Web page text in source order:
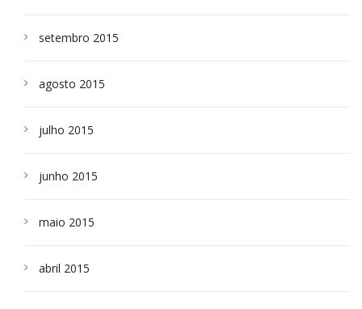
setembro 2015
agosto 2015
julho 2015
junho 2015
maio 2015
abril 2015